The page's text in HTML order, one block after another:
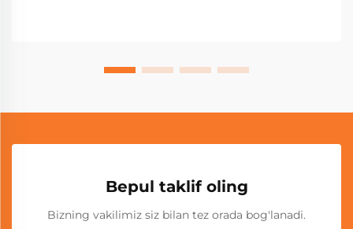
Bepul taklif oling
Bizning vakilimiz siz bilan tez orada bog'lanadi.